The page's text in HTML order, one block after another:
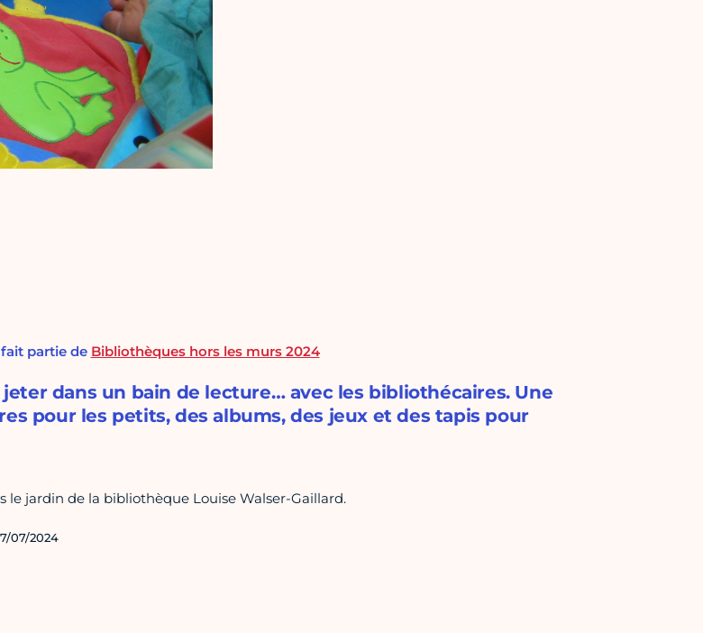
partie de Bibliothèques hors les murs 2024
jeter dans un bain de lecture… avec les bibliothécaires. Une
pour les petits, des albums, des jeux et des tapis pour
le jardin de la bibliothèque Louise Walser-Gaillard.
07/2024